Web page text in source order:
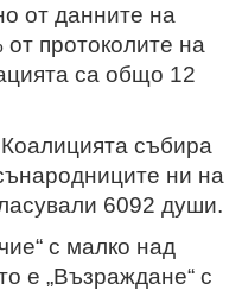
от данните на
протоколите на
са общо 12
събира
ни на
6092 души.
с малко над
е „Възраждане“ с